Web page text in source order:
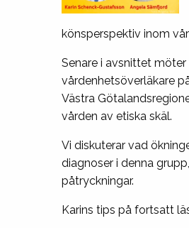
könsperspektiv inom
Senare i avsnittet
vårdenhetsöverläkare
Västra
vården av etiska skäl.
Vi diskuterar vad
diagnoser i denna
påtryckningar.
Karins tips på fortsatt